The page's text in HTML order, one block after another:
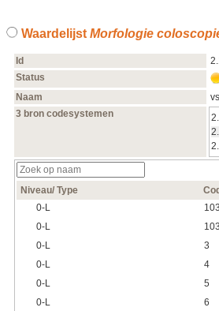
Waardelijst Morfologie
Id
Status
Naam
3 bron codesystemen
Niveau/ Type
0‑L
0‑L
0‑L
3
0‑L
4
0‑L
5
0‑L
6